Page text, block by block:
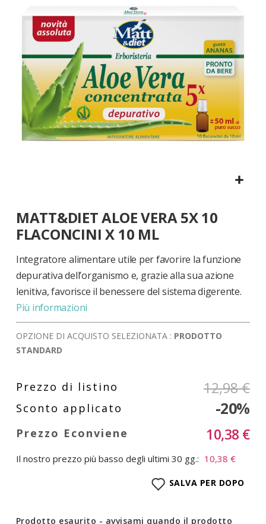
immagini
all'inizio
della
galleria
di
immagini
MATT&DIET ALOE VERA 5X 10
FLACONCINI X 10 ML
Integratore alimentare utile per favorire la funzione
depurativa dell’organismo e, grazie alla sua azione
lenitiva, favorisce il benessere del sistema digerente.
Più informazioni
OPZIONE DI ACQUISTO SELEZIONATA : PRODOTTO
STANDARD
12,98 €
-20%
10,38 €
Il nostro prezzo più basso degli ultimi 30 gg.: 10,38 €
SALVA PER DOPO
Prodotto esaurito - avvisami quando il prodotto